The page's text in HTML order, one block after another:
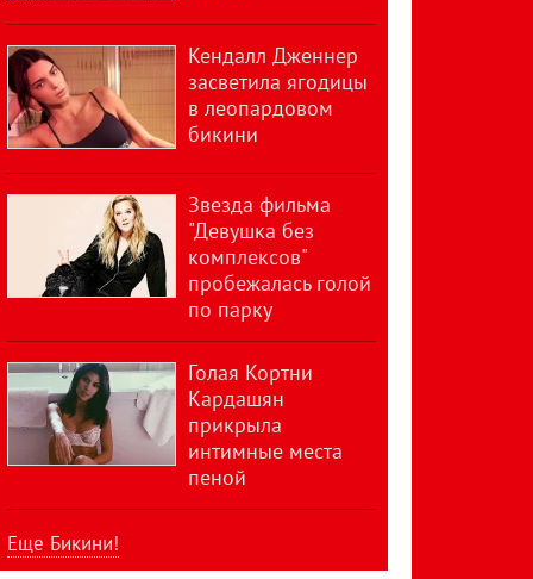
Кендалл Дженнер
засветила ягодицы
в леопардовом
бикини
Звезда фильма
"Девушка без
комплексов"
пробежалась голой
по парку
Голая Кортни
Кардашян
прикрыла
интимные места
пеной
Еще Бикини!